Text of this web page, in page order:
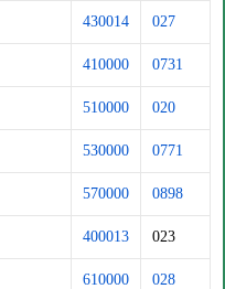
430014 027
410000 0731
510000 020
530000 0771
570000 0898
400013 023
610000 028